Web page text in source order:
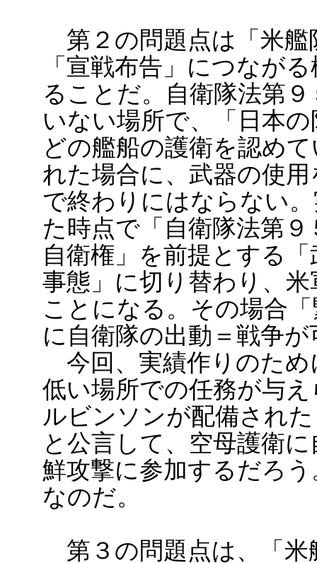
第２の問題点は「米艦
「宣戦布告」につなが
ることだ。自衛隊法第
いない場所で、「日本
どの艦船の護衛を認め
れた場合に、武器の使
で終わりにはならない
た時点で「自衛隊法第
自衛権」を前提とする
事態」に切り替わり、
ことになる。その場合
に自衛隊の出動＝戦争
今回、実績作りのため
低い場所での任務が与
ルビンソンが配備され
と公言して、空母護衛
鮮攻撃に参加するだろ
なのだ。
第３の問題点は、「米